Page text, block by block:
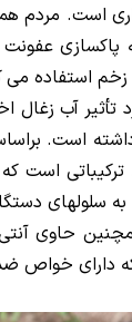
است. مردم
پاکسازی
استفاده می
تأثیر آب زغال
است.
است
حاوی
دارای خواص